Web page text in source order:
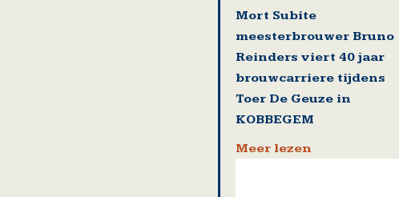
Mort Subite
meesterbrouwer Bruno
Reinders viert 40 jaar
brouwcarriere tijdens
Toer De Geuze in
KOBBEGEM
Meer lezen